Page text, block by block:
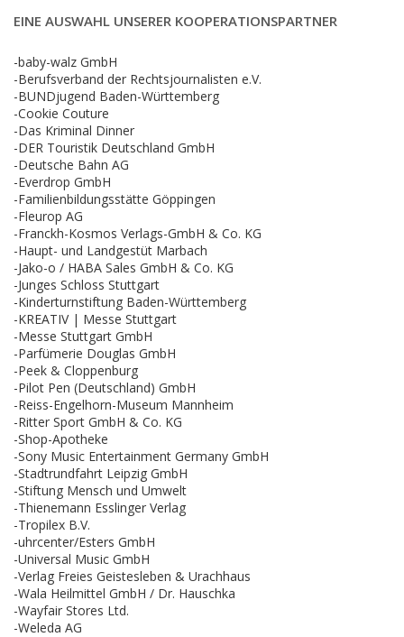
EINE AUSWAHL UNSERER KOOPERATIONSPARTNER
-baby-walz GmbH
-Berufsverband der Rechtsjournalisten e.V.
-BUNDjugend Baden-Württemberg
-Cookie Couture
-Das Kriminal Dinner
-DER Touristik Deutschland GmbH
-Deutsche Bahn AG
-Everdrop GmbH
-Familienbildungsstätte Göppingen
-Fleurop AG
-Franckh-Kosmos Verlags-GmbH & Co. KG
-Haupt- und Landgestüt Marbach
-Jako-o / HABA Sales GmbH & Co. KG
-Junges Schloss Stuttgart
-Kinderturnstiftung Baden-Württemberg
-KREATIV | Messe Stuttgart
-Messe Stuttgart GmbH
-Parfümerie Douglas GmbH
-Peek & Cloppenburg
-Pilot Pen (Deutschland) GmbH
-Reiss-Engelhorn-Museum Mannheim
-Ritter Sport GmbH & Co. KG
-Shop-Apotheke
-Sony Music Entertainment Germany GmbH
-Stadtrundfahrt Leipzig GmbH
-Stiftung Mensch und Umwelt
-Thienemann Esslinger Verlag
-Tropilex B.V.
-uhrcenter/Esters GmbH
-Universal Music GmbH
-Verlag Freies Geistesleben & Urachhaus
-Wala Heilmittel GmbH / Dr. Hauschka
-Wayfair Stores Ltd.
-Weleda AG